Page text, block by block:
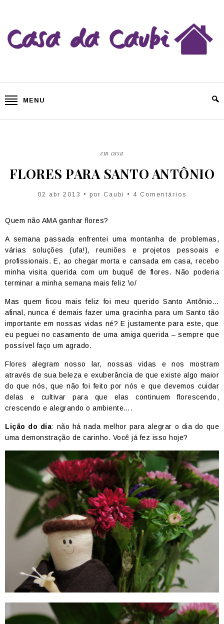
MENU
em casa
FLORES PARA SANTO ANTÔNIO
02 abr 2013 • por Caubi • 4 Comentários
Quem não AMA ganhar flores?
A semana passada enfrentei uma montanha de problemas,
várias soluções (ufa!), reuniões e projetos pessoais e
profissionais. E, ao chegar morta e cansada em casa, recebo
minha visita querida com um buquê de flores. Não poderia
terminar a minha semana mais feliz \o/
Mas quem ficou mais feliz foi meu querido Santo Antônio…
afinal, nunca é demais fazer uma gracinha para um Santo tão
importante em nossas vidas né? E justamente para este, que
eu peguei no casamento de uma amiga querida – sempre que
possível faço um agrado.
Flores alegram nosso lar, nossas vidas e nos mostram
através de sua beleza e exuberância de que existe algo maior
do que nós, que não foi feito por nós e que devemos cuidar
delas e cultivar para que elas continuem florescendo,
crescendo e alegrando o ambiente….
Lição do dia: não há nada melhor para alegrar o dia do que
uma demonstração de carinho. Você já fez isso hoje?